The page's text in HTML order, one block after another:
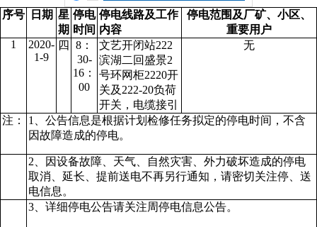
序号 日期 星
期
停电
时间
停电线路及工作
内容
停电范围及厂矿、小区、
重要用户
1
2020-
1-9
四
8：
30-
16：
00
文艺开闭站222
滨湖二回盛景2
号环网柜2220开
关及222-20负荷
开关，电缆接引
无
注：
1、公告信息是根据计划检修任务拟定的停电时间，不含
因故障造成的停电。
2、因设备故障、天气、自然灾害、外力破坏造成的停电
取消、延长、提前送电不再另行通知，请密切关注停、送
电信息。
3、详细停电公告请关注周停电信息公告。